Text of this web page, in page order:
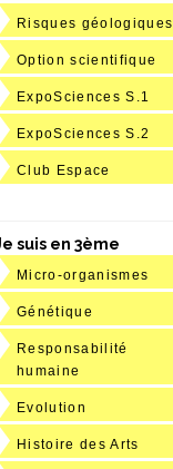
Risques géologiques
Option scientifique
ExpoSciences S.1
ExpoSciences S.2
Club Espace
suis en 3ème
Micro-organismes
Génétique
Responsabilité
humaine
Evolution
Histoire des Arts